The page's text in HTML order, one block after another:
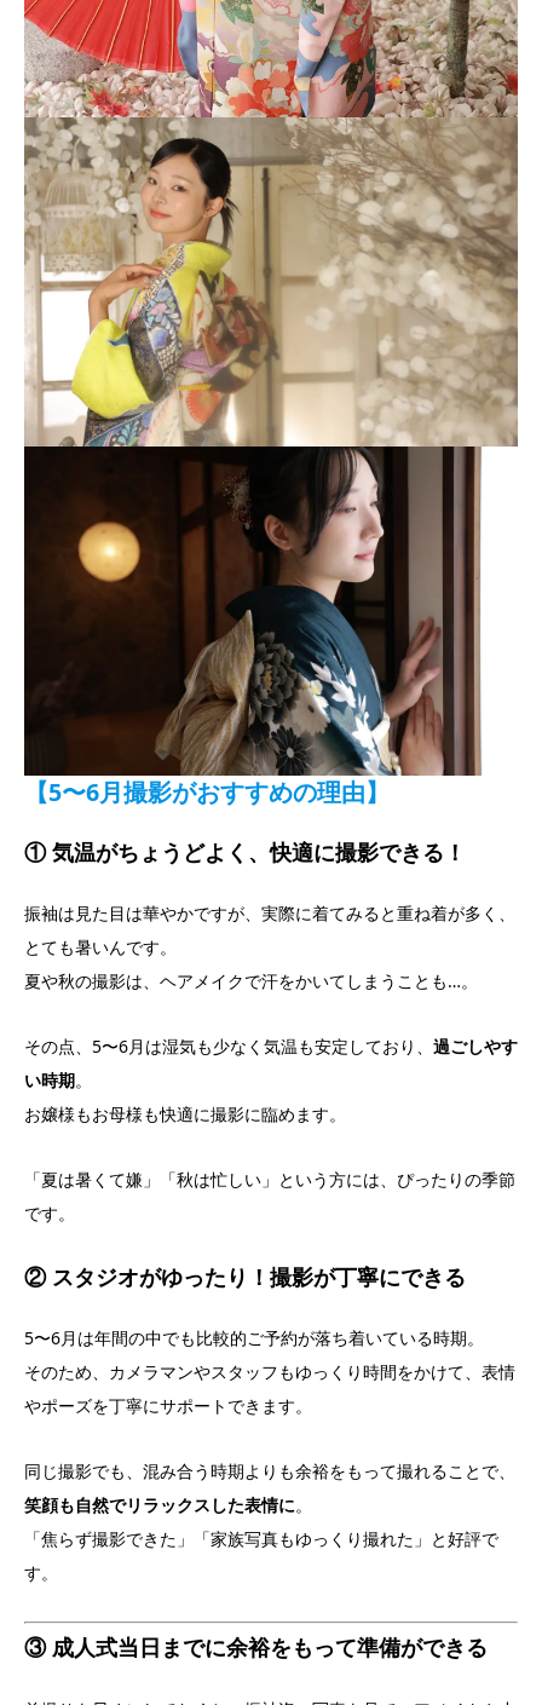
【5〜6月撮影がおすすめの理由】
① 気温がちょうどよく、快適に撮影できる！
振袖は見た目は華やかですが、実際に着てみると重ね着が多く、
とても暑いんです。
夏や秋の撮影は、ヘアメイクで汗をかいてしまうことも…。
その点、5〜6月は湿気も少なく気温も安定しており、 過ごしやす
い時期。
お嬢様もお母様も快適に撮影に臨めます。
「夏は暑くて嫌」「秋は忙しい」という方には、ぴったりの季節
です。
② スタジオがゆったり！撮影が丁寧にできる
5〜6月は年間の中でも比較的ご予約が落ち着いている時期。
そのため、カメラマンやスタッフもゆっくり時間をかけて、表情
やポーズを丁寧にサポートできます。
同じ撮影でも、混み合う時期よりも余裕をもって撮れることで、
笑顔も自然でリラックスした表情に。
「焦らず撮影できた」「家族写真もゆっくり撮れた」と好評で
す。
③ 成人式当日までに余裕をもって準備ができる